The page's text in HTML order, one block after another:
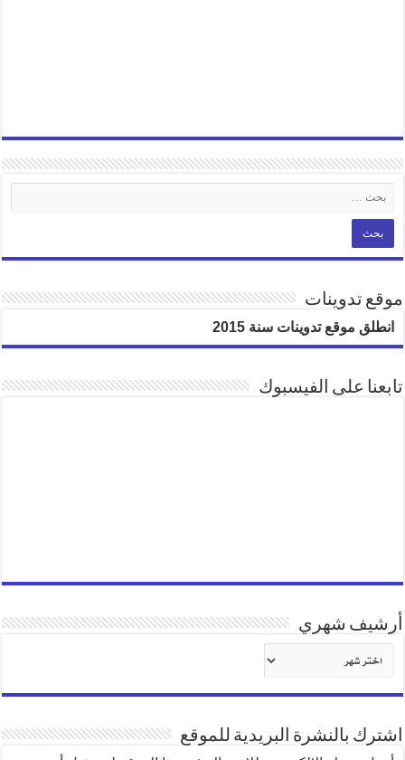
موقع تدوينات
انطلق موقع تدوينات سنة 2015
تابعنا على الفيسبوك
أرشيف شهري
شهري
اشترك بالنشرة البريدية للموقع